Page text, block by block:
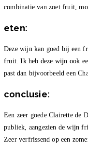
combinatie van zoet fruit,
eten:
Deze wijn kan goed bij een
fruit. Ik heb deze wijn ook
past dan bijvoorbeeld een
conclusie:
Een zeer goede Clairette de
publiek, aangezien de wijn
Zeer verfrissend op een